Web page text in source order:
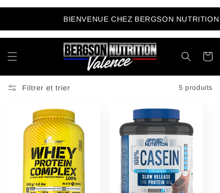
contenu
BIENVENUE CHEZ BERGSON NUTRITION
Panier
Filtrer et trier 5 produits